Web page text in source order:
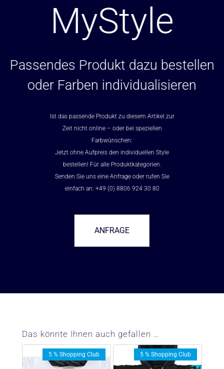
MyStyle
Passendes Produkt dazu bestellen
oder Farben individualisieren
Ist das passende Produkt zu diesem Artikel zur
Zeit nicht online – oder bei speziellen
Farbwünschen:
Jetzt ohne Aufpreis den individuellen Style
bestellen! Für alle Produktkategorien.
Senden Sie uns eine Anfrage oder rufen Sie
einfach an: +49 (0) 8806 924 30 80
ANFRAGE
Das könnte Ihnen auch gefallen …
5 % Shopping Club 5 % Shopping Club